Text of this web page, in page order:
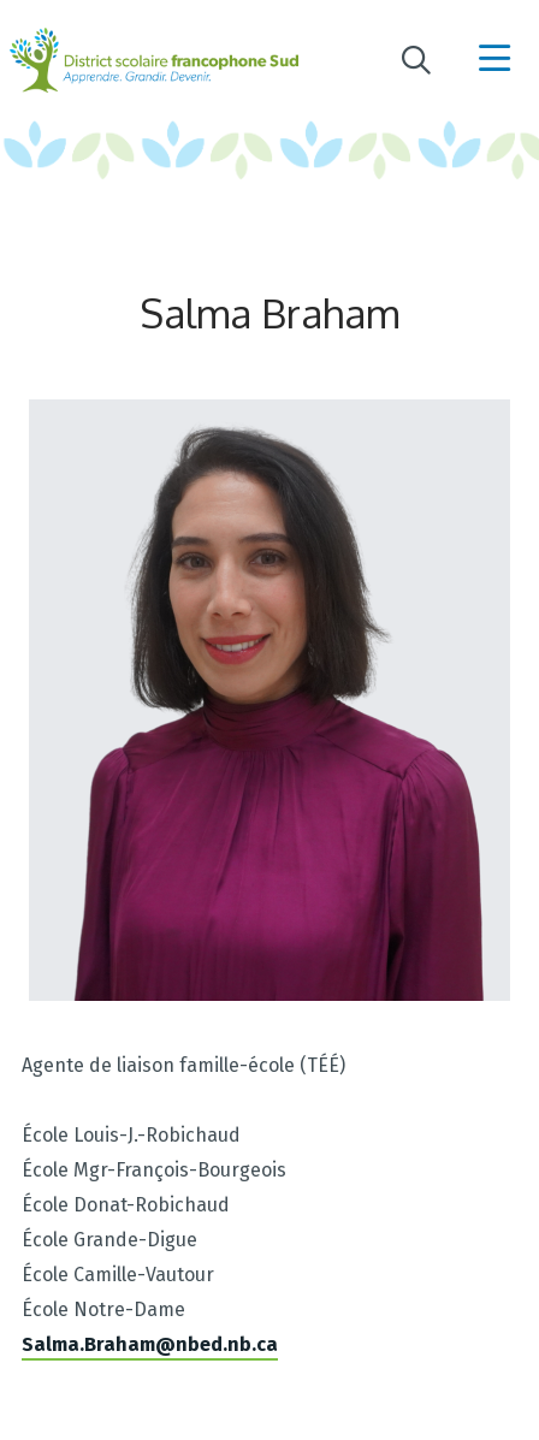
Salma Braham
Agente de liaison famille-école (TÉÉ)
École Louis-J.-Robichaud
École Mgr-François-Bourgeois
École Donat-Robichaud
École Grande-Digue
École Camille-Vautour
École Notre-Dame
Salma.Braham@nbed.nb.ca